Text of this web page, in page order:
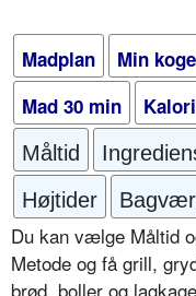
Madplan Min
Mad 30 min
Måltid
Højtider
Du kan vælge Måltid
Metode og få grill,
brød, boller og